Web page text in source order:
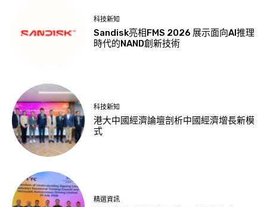
科技新知
Sandisk亮相FMS 2026 展示面向AI推理
時代的NAND創新技術
科技新知
港大中國經濟論壇剖析中國經濟增長新模
式
精選資訊